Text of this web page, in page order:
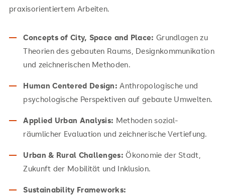
praxisorientiertem Arbeiten.
Concepts of City, Space and Place: Grundlagen zu
Theorien des gebauten Raums, Designkommunikation
und zeichnerischen Methoden.
Human Centered Design: Anthropologische und
psychologische Perspektiven auf gebaute Umwelten.
Applied Urban Analysis: Methoden sozial-
räumlicher Evaluation und zeichnerische Vertiefung.
Urban & Rural Challenges: Ökonomie der Stadt,
Zukunft der Mobilität und Inklusion.
Sustainability Frameworks: